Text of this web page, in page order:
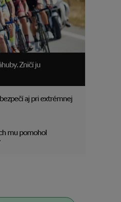
Zničí ju
aj pri extrémnej
mu pomohol